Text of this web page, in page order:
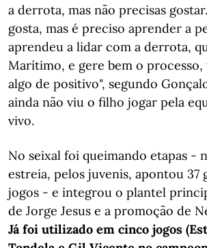
a derrota, mas não precisas
gosta, mas é preciso aprender a
aprendeu a lidar com a derrota,
Marítimo, e gere bem o
algo de positivo", segundo
ainda não viu o filho jogar pela
vivo.
No seixal foi queimando etapas -
estreia, pelos juvenis, apontou 37
jogos - e integrou o plantel
de Jorge Jesus e a promoção de
Já foi utilizado em cinco jogos